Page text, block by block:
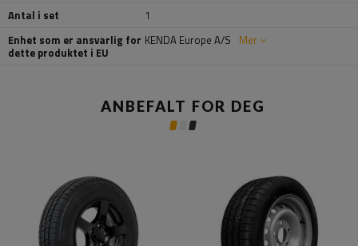
Antal i set
1
Enhet som er ansvarlig for
dette produktet i EU
KENDA Europe A/S Mer
ANBEFALT FOR DEG